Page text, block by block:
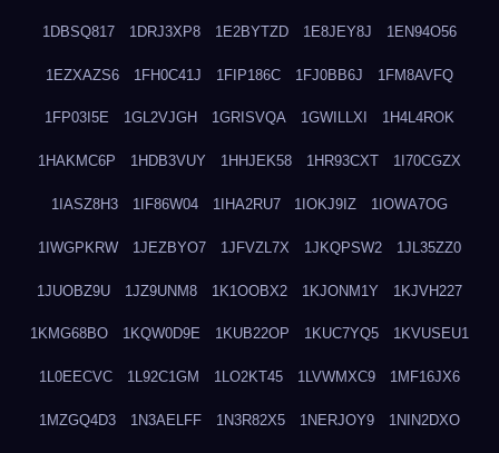
1DBSQ817 1DRJ3XP8 1E2BYTZD 1E8JEY8J 1EN94O56
1EZXAZS6 1FH0C41J 1FIP186C 1FJ0BB6J 1FM8AVFQ
1FP03I5E 1GL2VJGH 1GRISVQA 1GWILLXI 1H4L4ROK
1HAKMC6P 1HDB3VUY 1HHJEK58 1HR93CXT 1I70CGZX
1IASZ8H3 1IF86W04 1IHA2RU7 1IOKJ9IZ 1IOWA7OG
1IWGPKRW 1JEZBYO7 1JFVZL7X 1JKQPSW2 1JL35ZZ0
1JUOBZ9U 1JZ9UNM8 1K1OOBX2 1KJONM1Y 1KJVH227
1KMG68BO 1KQW0D9E 1KUB22OP 1KUC7YQ5 1KVUSEU1
1L0EECVC 1L92C1GM 1LO2KT45 1LVWMXC9 1MF16JX6
1MZGQ4D3 1N3AELFF 1N3R82X5 1NERJOY9 1NIN2DXO